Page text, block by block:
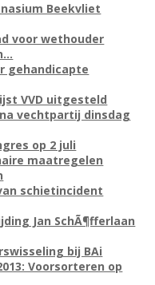
Beekvliet
voor wethouder
gehandicapte
VVD uitgesteld
vechtpartij dinsdag
op 2 juli
maatregelen
schietincident
Jan SchÃ¶fferlaan
bij BAi
Voorsorteren op